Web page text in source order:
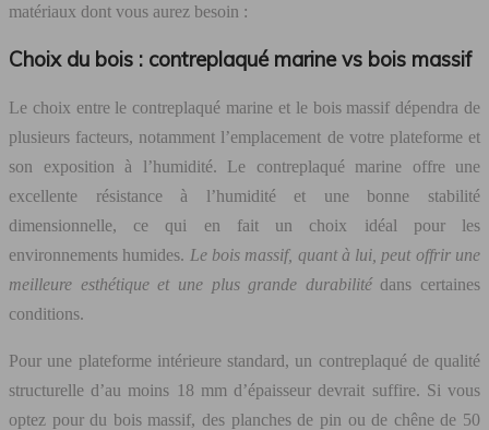
matériaux dont vous aurez besoin :
Choix du bois : contreplaqué marine vs bois massif
Le choix entre le contreplaqué marine et le bois massif dépendra de
plusieurs facteurs, notamment l’emplacement de votre plateforme et
son exposition à l’humidité. Le contreplaqué marine offre une
excellente résistance à l’humidité et une bonne stabilité
dimensionnelle, ce qui en fait un choix idéal pour les
environnements humides. Le bois massif, quant à lui, peut offrir une
meilleure esthétique et une plus grande durabilitédans certaines
conditions.
Pour une plateforme intérieure standard, un contreplaqué de qualité
structurelle d’au moins 18 mm d’épaisseur devrait suffire. Si vous
optez pour du bois massif, des planches de pin ou de chêne de 50